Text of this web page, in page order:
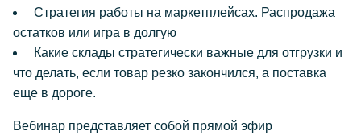
Стратегия работы на маркетплейсах. Распродажа
остатков или игра в долгую
Какие склады стратегически важные для отгрузки и
что делать, если товар резко закончился, а поставка
еще в дороге.
Вебинар представляет собой прямой эфир